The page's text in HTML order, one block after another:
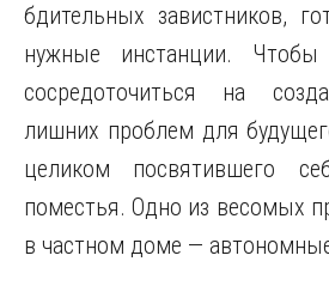
бдительных завистников,
нужные инстанции.
сосредоточиться на
лишних проблем для
целиком посвятившего
поместья. Одно из весомых
в частном доме —